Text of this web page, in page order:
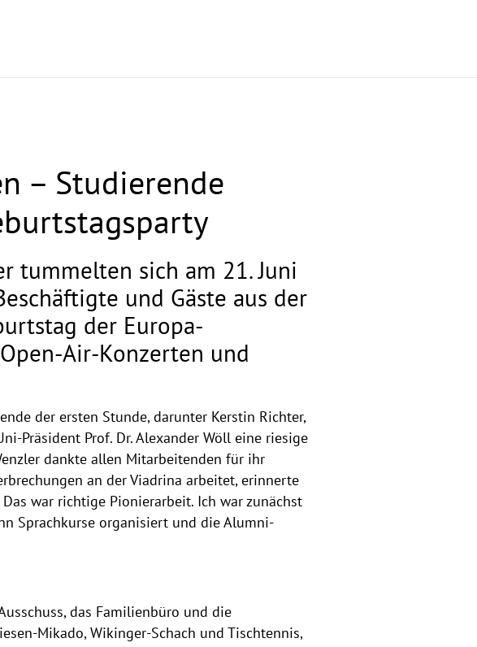
– Studierende
tummelten sich am 21. Juni
und Gäste aus der
der Europa-
Air-Konzerten und
der ersten Stunde, darunter Kerstin Richter,
Präsident Prof. Dr. Alexander Wöll eine riesige
dankte allen Mitarbeitenden für ihr
an der Viadrina arbeitet, erinnerte
war richtige Pionierarbeit. Ich war zunächst
Sprachkurse organisiert und die Alumni-
das Familienbüro und die
Mikado, Wikinger-Schach und Tischtennis,